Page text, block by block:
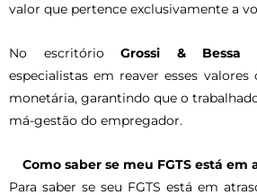
valor que pertence exclusivamente a
No escritório Grossi & Bessa
especialistas em reaver esses
monetária, garantindo que o
má-gestão do empregador.
Como saber se meu FGTS está em
Para saber se seu FGTS está em